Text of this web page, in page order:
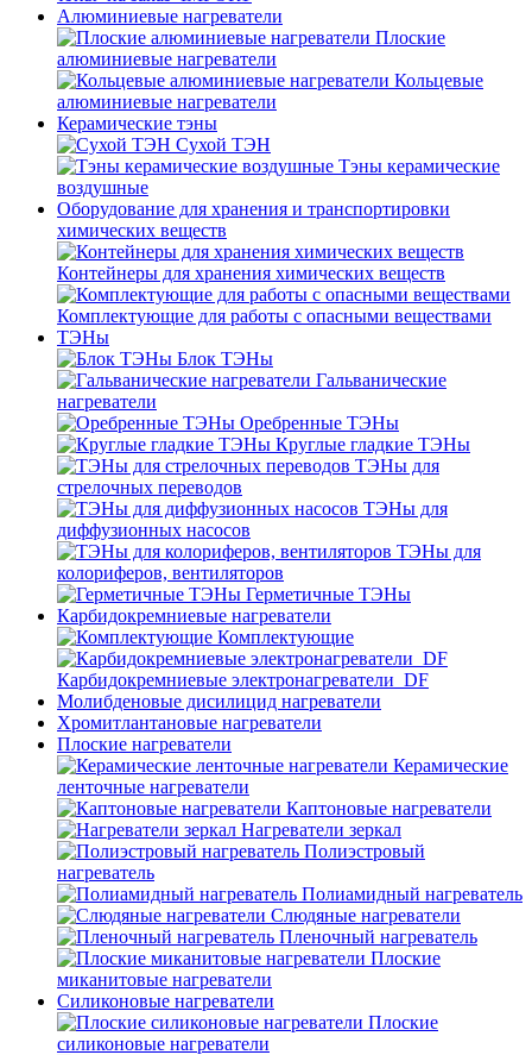
Алюминиевые нагреватели
Плоские
алюминиевые нагреватели
Кольцевые
алюминиевые нагреватели
Керамические тэны
Сухой ТЭН
Тэны керамические
воздушные
Оборудование для хранения и транспортировки
химических веществ
Контейнеры для хранения химических веществ
Комплектующие для работы с опасными веществами
ТЭНы
Блок ТЭНы
Гальванические
нагреватели
Оребренные ТЭНы
Круглые гладкие ТЭНы
ТЭНы для
стрелочных переводов
ТЭНы для
диффузионных насосов
ТЭНы для
колориферов, вентиляторов
Герметичные ТЭНы
Карбидокремниевые нагреватели
Комплектующие
Карбидокремниевые электронагреватели_DF
Молибденовые дисилицид нагреватели
Хромитлантановые нагреватели
Плоские нагреватели
Керамические
ленточные нагреватели
Каптоновые нагреватели
Нагреватели зеркал
Полиэстровый
нагреватель
Полиамидный нагреватель
Слюдяные нагреватели
Пленочный нагреватель
Плоские
миканитовые нагреватели
Силиконовые нагреватели
Плоские
силиконовые нагреватели